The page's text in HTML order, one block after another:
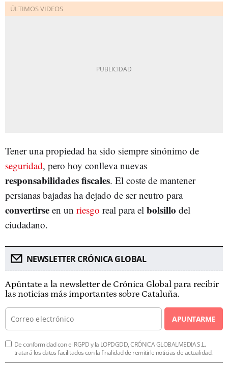
Tener una propiedad ha sido siempre sinónimo de
seguridad, pero hoy conlleva nuevas
responsabilidadesfiscales. El coste de mantener
persianas bajadas ha dejado de ser neutro para
convertirse en un riesgo real para el bolsillo del
ciudadano.
NEWSLETTER CRÓNICA GLOBAL
Apúntate a la newsletter de Crónica Global para recibir
las noticias más importantes sobre Cataluña.
APUNTARME
De conformidad con el RGPD y la LOPDGDD, CRÓNICA GLOBALMEDIA S.L.
tratará los datos facilitados con la finalidad de remitirle noticias de actualidad.